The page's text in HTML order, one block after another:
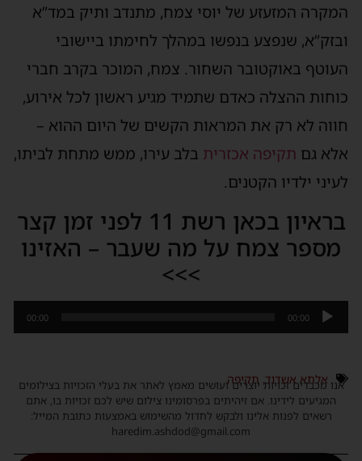
המקרה המזעזע של יוסי צמח, מתנדב ותיק במד”א
ובזק”א, שנפצע בנפשו במהלך לחימתו ביישובי
העוטף באוקטובר השחור. צמח, המוכר בקרב חברי
כוחות ההצלה כאדם שתמיד מגיע ראשון לכל אירוע,
חווה לא רק את המראות הקשים של היום ההוא –
אלא גם תקיפה אכזרית בלב עירו, ממש מתחת לביתו,
לעיני ילדיו הקטנים.
בראיון בכאן רשת 11 לפני זמן קצר
מספר צמח על מה שעבר – האזינו
>>>
00:00
00:00
אלתא אשדוד, תקיפה
אנו מכבדים זכויות יוצרים ועושים מאמץ לאתר את בעלי הזכויות בצילומים
המגיעים לידינו. אם זיהיתים בפרסומינו צילום שיש לכם זכויות בו, אתם
רשאים לפנות אלינו ולבקש לחדול מהשימוש באמצעות כתובת המייל:
haredim.ashdod@gmail.com